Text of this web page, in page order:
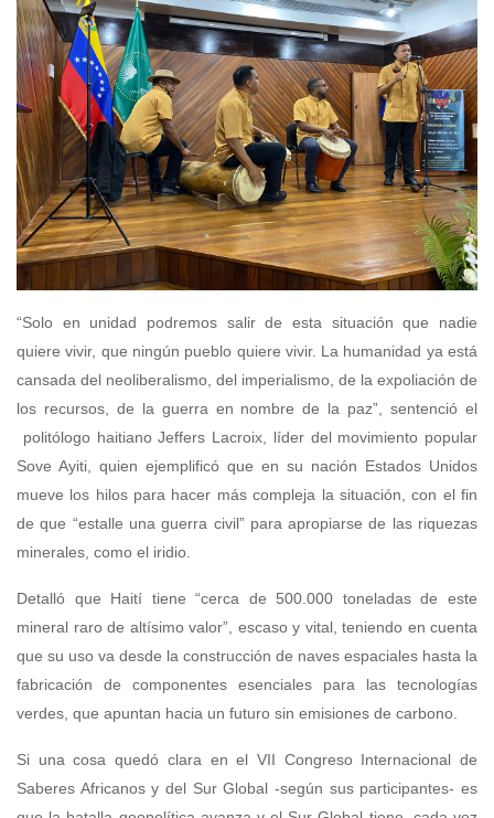
“Solo en unidad podremos salir de esta situación que nadie
quiere vivir, que ningún pueblo quiere vivir. La humanidad ya está
cansada del neoliberalismo, del imperialismo, de la expoliación de
los recursos, de la guerra en nombre de la paz”, sentenció el
politólogo haitiano Jeffers Lacroix, líder del movimiento popular
Sove Ayiti, quien ejemplificó que en su nación Estados Unidos
mueve los hilos para hacer más compleja la situación, con el fin
de que “estalle una guerra civil” para apropiarse de las riquezas
minerales, como el iridio.
Detalló que Haití tiene “cerca de 500.000 toneladas de este
mineral raro de altísimo valor”, escaso y vital, teniendo en cuenta
que su uso va desde la construcción de naves espaciales hasta la
fabricación de componentes esenciales para las tecnologías
verdes, que apuntan hacia un futuro sin emisiones de carbono.
Si una cosa quedó clara en el VII Congreso Internacional de
Saberes Africanos y del Sur Global -según sus participantes- es